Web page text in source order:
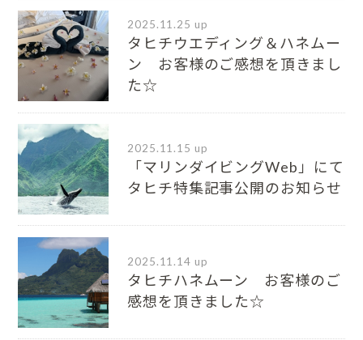
2025.11.25 up
タヒチウエディング＆ハネムー
ン お客様のご感想を頂きまし
た☆
2025.11.15 up
「マリンダイビングWeb」にて
タヒチ特集記事公開のお知らせ
2025.11.14 up
タヒチハネムーン お客様のご
感想を頂きました☆